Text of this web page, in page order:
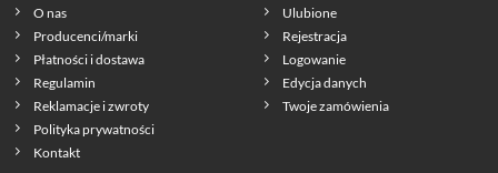
O nas
Producenci/marki
Płatności i dostawa
Regulamin
Reklamacje i zwroty
Polityka prywatności
Kontakt
Ulubione
Rejestracja
Logowanie
Edycja danych
Twoje zamówienia